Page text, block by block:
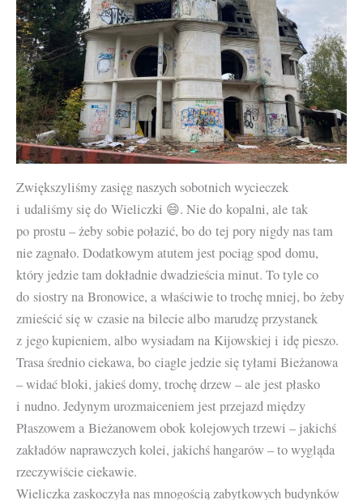
Zwiększyliśmy zasięg naszych sobotnich wycieczek
i udaliśmy się do Wieliczki 😄. Nie do kopalni, ale tak
po prostu – żeby sobie połazić, bo do tej pory nigdy nas tam
nie zagnało. Dodatkowym atutem jest pociąg spod domu,
który jedzie tam dokładnie dwadzieścia minut. To tyle co
do siostry na Bronowice, a właściwie to trochę mniej, bo żeby
zmieścić się w czasie na bilecie albo marudzę przystanek
z jego kupieniem, albo wysiadam na Kijowskiej i idę pieszo.
Trasa średnio ciekawa, bo ciagle jedzie się tyłami Bieżanowa
– widać bloki, jakieś domy, trochę drzew – ale jest płasko
i nudno. Jedynym urozmaiceniem jest przejazd między
Płaszowem a Bieżanowem obok kolejowych trzewi – jakichś
zakładów naprawczych kolei, jakichś hangarów – to wygląda
rzeczywiście ciekawie.
Wieliczka zaskoczyła nas mnogością zabytkowych budynków